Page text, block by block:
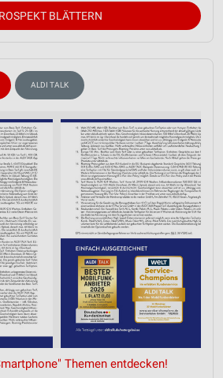
BLÄTTERN
ALDI TALK
Themen entdecken!